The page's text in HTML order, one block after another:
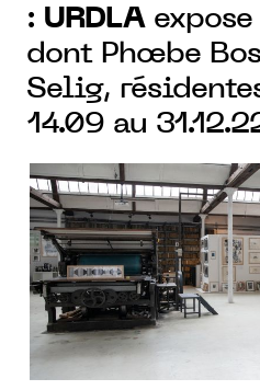
: URDLAexpose
dont Phœbe
Selig,
14.09 au